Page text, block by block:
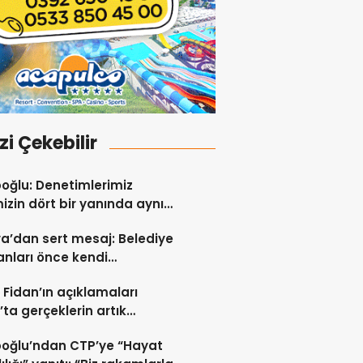
Çekebilir
Denetimlerimiz
dört bir yanında aynı
sert mesaj: Belediye
önce kendi
açıklamaları
gerçeklerin artık
koydu
CTP’ye “Hayat